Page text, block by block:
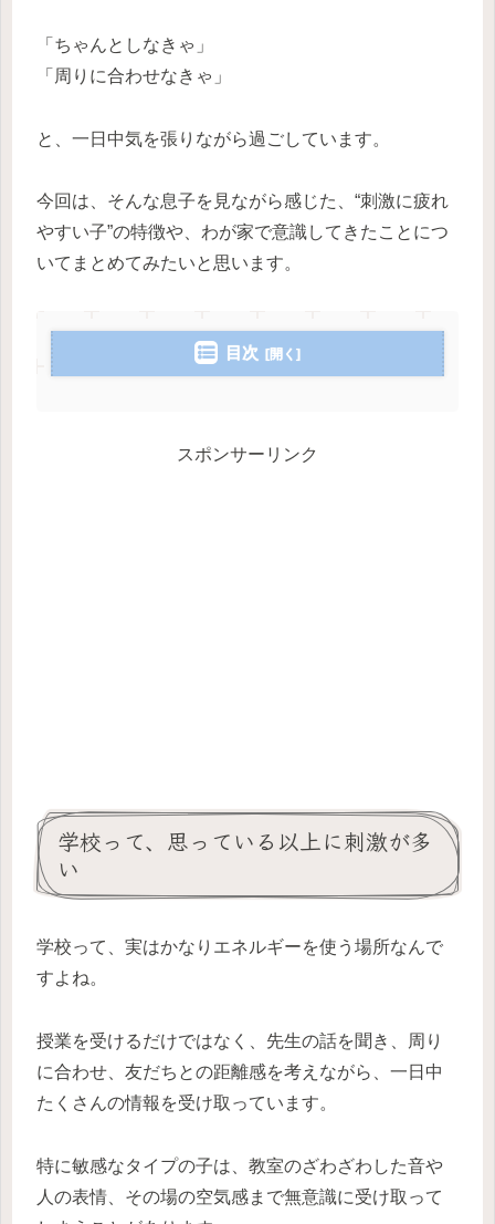
「ちゃんとしなきゃ」
「周りに合わせなきゃ」
と、一日中気を張りながら過ごしています。
今回は、そんな息子を見ながら感じた、“刺激に疲れ
やすい子”の特徴や、わが家で意識してきたことにつ
いてまとめてみたいと思います。
目次
スポンサーリンク
学校って、思っている以上に刺激が多
い
学校って、実はかなりエネルギーを使う場所なんで
すよね。
授業を受けるだけではなく、先生の話を聞き、周り
に合わせ、友だちとの距離感を考えながら、一日中
たくさんの情報を受け取っています。
特に敏感なタイプの子は、教室のざわざわした音や
人の表情、その場の空気感まで無意識に受け取って